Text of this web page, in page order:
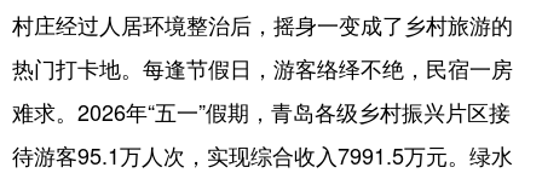
村庄经过人居环境整治后，摇身一变成了乡村旅游的
热门打卡地。每逢节假日，游客络绎不绝，民宿一房
难求。2026年“五一”假期，青岛各级乡村振兴片区接
待游客95.1万人次，实现综合收入7991.5万元。绿水